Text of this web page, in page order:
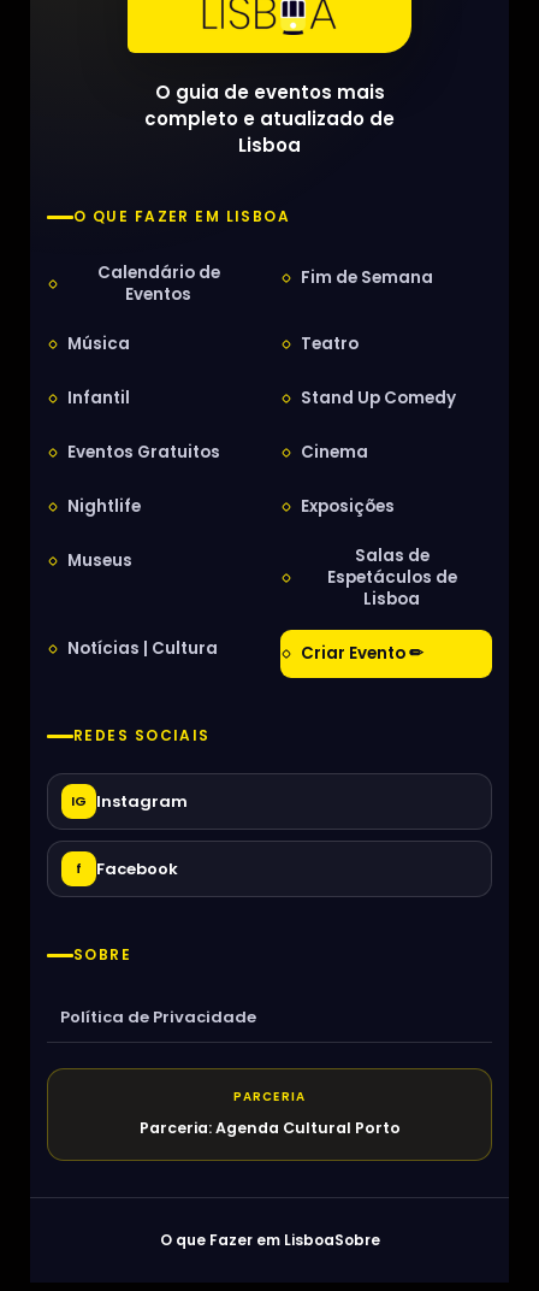
O guia de eventos mais
completo e atualizado de
Lisboa
O QUE FAZER EM LISBOA
Calendário de
Eventos
Fim de Semana
Música Teatro
Infantil Stand Up Comedy
Eventos Gratuitos Cinema
Nightlife Exposições
Museus
Salas de
Espetáculos de
Lisboa
Notícias | Cultura Criar Evento ✏
REDES SOCIAIS
IG Instagram
f Facebook
SOBRE
Política de Privacidade
PARCERIA
Parceria: Agenda Cultural Porto
O que Fazer em LisboaSobre